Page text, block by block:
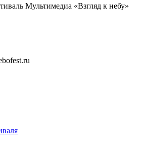
Мультимедиа «Взгляд к небу»